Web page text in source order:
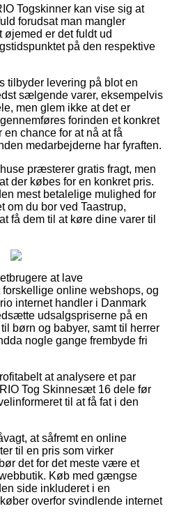
Togskinner kan vise sig at
forudsat man mangler
øjemed er det fuldt ud
på den respektive
tilbyder levering på blot en
sælgende varer, eksempelvis
men glem ikke at det er
forinden et konkret
chance for at nå at få
medarbejderne har fyraften.
præsterer gratis fragt, men
der købes for en konkret pris.
mest betalelige mulighed for
om du bor ved Taastrup,
få dem til at køre dine varer til
at lave
online webshops, og
internet handler i Danmark
udsalgspriserne på en
børn og babyer, samt til herrer
nogle gange frembyde fri
at analysere et par
Tog Skinnesæt 16 dele før
til at få fat i den
at såfremt en online
til en pris som virker
det for det meste være et
Køb med gængse
side inkluderet i en
overfor svindlende internet